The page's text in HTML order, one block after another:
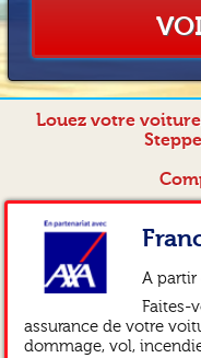
Louez votre
A partir
Faites-
assurance de votre
dommage, vol,